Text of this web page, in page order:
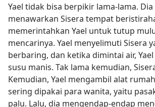
Yael tidak bisa berpikir lama-lama. Dia
menawarkan Sisera tempat
memerintahkan Yael untuk tutup
mencarinya. Yael menyelimuti Sisera
berbaring, dan ketika dimintai air,
susu manis. Tak lama kemudian,
Kemudian, Yael mengambil alat
sering dipakai para wanita, yaitu
palu. Lalu, dia mengendap-endap